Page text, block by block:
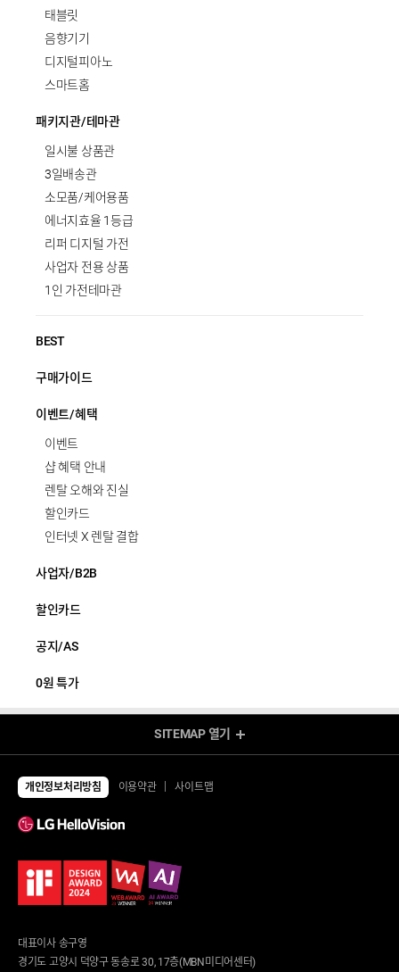
태블릿
음향기기
디지털피아노
스마트홈
패키지관/테마관
일시불 상품관
3일배송관
소모품/케어용품
에너지효율 1등급
리퍼 디지털 가전
사업자 전용 상품
1인 가전테마관
BEST
구매가이드
이벤트/혜택
이벤트
샵 혜택 안내
렌탈 오해와 진실
할인카드
인터넷 X 렌탈 결합
사업자/B2B
할인카드
공지/AS
0원 특가
전체상품
에어컨
냉난방기/선풍기
가습기
업소용 에어컨
세탁기/건조기/청소기
세탁건조 패키지
TV
안마의자
SITEMAP열기
개인정보처리방침 이용약관 사이트맵
대표이사 송구영
경기도 고양시 덕양구 동송로 30, 17층(MBN미디어센터)